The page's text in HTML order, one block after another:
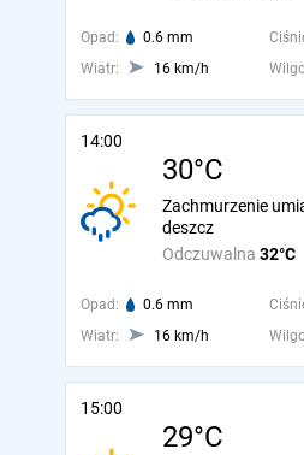
Opad: 0.6 mm
Wiatr:
16 km/h
14:00
30°C
Odczuwalna 32°C
Zachmurzenie
deszcz
Opad: 0.6 mm
Wiatr:
16 km/h
15:00
29°C